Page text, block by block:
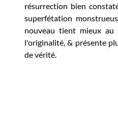
résurrection bien
superfétation
nouveau tient mieux au
l'originalité, & présente
de vérité.